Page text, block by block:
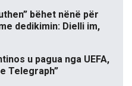
bëhet nënë për
dedikimin: Dielli im,
u pagua nga UEFA,
Telegraph”